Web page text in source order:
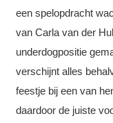
een spelopdracht
van Carla van der
underdogpositie
verschijnt alles
feestje bij een van
daardoor de juiste